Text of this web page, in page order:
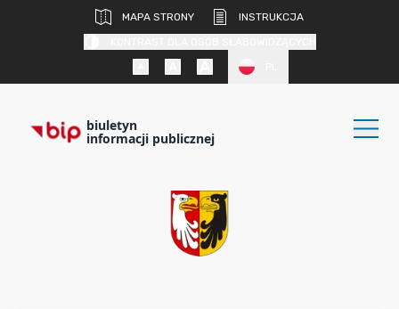
MAPA STRONY
INSTRUKCJA
biuletyn
informacji publicznej